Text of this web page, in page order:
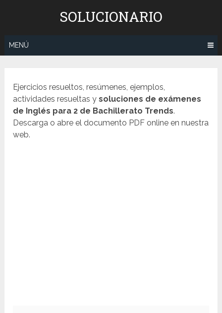
SOLUCIONARIO
MENÚ
Ejercicios resueltos, resúmenes, ejemplos,
actividades resueltas ysoluciones de exámenes
de Inglés para 2 de Bachillerato Trends.
Descarga o abre el documento PDF online en nuestra
web.